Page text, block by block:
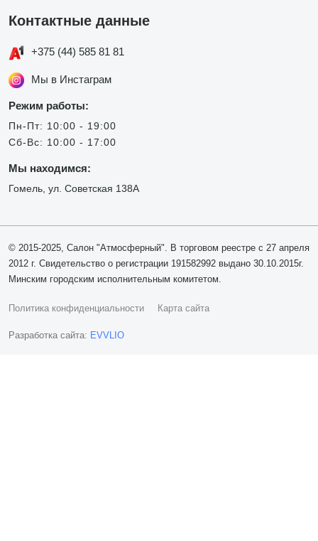
Контактные данные
+375 (44) 585 81 81
Мы в Инстаграм
Режим работы:
Пн-Пт: 10:00 - 19:00
Сб-Вс: 10:00 - 17:00
Мы находимся:
Гомель, ул. Советская 138А
© 2015-2025, Салон "Атмосферный". В торговом реестре с 27 апреля
2012 г. Свидетельство о регистрации 191582992 выдано 30.10.2015г.
Минским городским исполнительным комитетом.
Политика конфиденциальности Карта сайта
Разработка сайта: EVVLIO